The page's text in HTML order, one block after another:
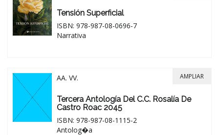
Tensión Superficial
ISBN: 978-987-08-0696-7
Narrativa
AA. VV.
Tercera Antología Del C.C. Rosalía De
Castro Roac 2045
ISBN: 978-987-08-1115-2
Antolog�a
AMPLIAR